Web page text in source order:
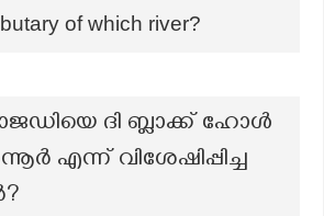
of which river?
ദി ബ്ലാക്ക് ഹോൾ
എന്ന് വിശേഷിപ്പിച്ച